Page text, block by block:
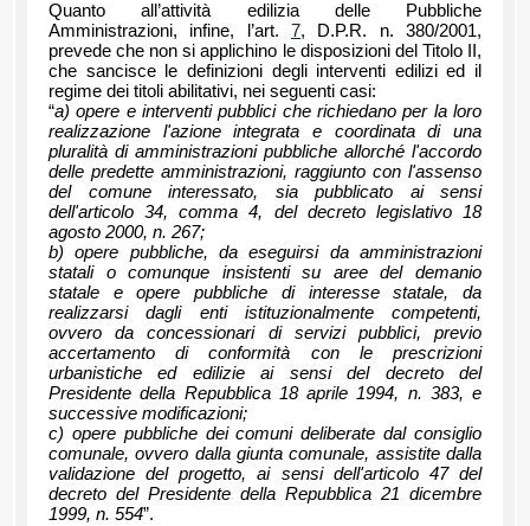
Quanto all’attività edilizia delle Pubbliche
Amministrazioni, infine, l’art. 7, D.P.R. n. 380/2001,
prevede che non si applichino le disposizioni del Titolo II,
che sancisce le definizioni degli interventi edilizi ed il
regime dei titoli abilitativi, nei seguenti casi:
“a) opere e interventi pubblici che richiedano per la loro
realizzazione l'azione integrata e coordinata di una
pluralità di amministrazioni pubbliche allorché l'accordo
delle predette amministrazioni, raggiunto con l'assenso
del comune interessato, sia pubblicato ai sensi
dell'articolo 34, comma 4, del decreto legislativo 18
agosto 2000, n. 267;
b) opere pubbliche, da eseguirsi da amministrazioni
statali o comunque insistenti su aree del demanio
statale e opere pubbliche di interesse statale, da
realizzarsi dagli enti istituzionalmente competenti,
ovvero da concessionari di servizi pubblici, previo
accertamento di conformità con le prescrizioni
urbanistiche ed edilizie ai sensi del decreto del
Presidente della Repubblica 18 aprile 1994, n. 383, e
successive modificazioni;
c) opere pubbliche dei comuni deliberate dal consiglio
comunale, ovvero dalla giunta comunale, assistite dalla
validazione del progetto, ai sensi dell'articolo 47 del
decreto del Presidente della Repubblica 21 dicembre
1999, n. 554”.